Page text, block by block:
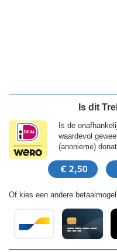
Is dit
Is de
waardevol
(anonieme)
Of kies een andere